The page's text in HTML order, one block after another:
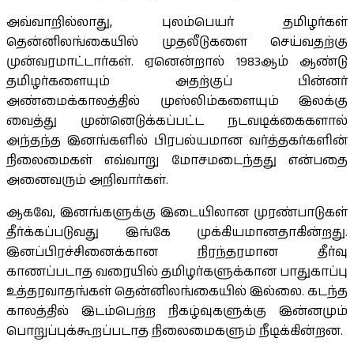
அவ்வாறில்லாது, புலம்பெயர் தமிழர்கள்
தென்னிலங்கையில் முதலீடுகளை செய்வதற்கு
முன்வரமாட்டார்கள். ஏனென்றால் 1983ஆம் ஆண்டு
தமிழர்களையும் அதற்குப் பின்னர்
அண்மைக்காலத்தில் முஸ்லிம்களையும் இலக்கு
வைத்து முன்னெடுக்கப்பட்ட நடவடிக்கைகளால்
அந்தந்த இனங்களில் பிரபல்யமான வர்த்தகர்களின்
நிலைமைகள் எவ்வாறு மோசமடைந்தது என்பதை
அனைவரும் அறிவார்கள்.
ஆகவே, இனங்களுக்கு இடையிலான முரண்பாடுகள்
தீர்க்கப்படுவது இங்கே முக்கியமானதாகின்றது.
இனப்பிரச்சினைக்கான நிரந்தரமான தீர்வு
காணப்படாத வரையில் தமிழர்களுக்கான பாதுகாப்பு
உத்தரவாதங்கள் தென்னிலங்கையில் இல்லை. கடந்த
காலத்தில் இடம்பெற்ற நிகழ்வுகளுக்கு இன்னமும்
பொறுப்புக்கூறப்படாத நிலைமைகளும் நீடிக்கின்றன.